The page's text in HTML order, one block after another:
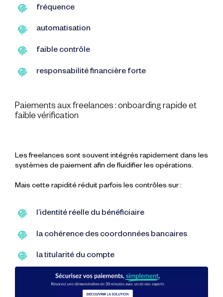
fréquence
automatisation
faible contrôle
responsabilité financière forte
Paiements aux freelances : onboarding rapide et
faible vérification
Les freelances sont souvent intégrés rapidement dans les
systèmes de paiement afin de fluidifier les opérations.
Mais cette rapidité réduit parfois les contrôles sur :
l’identité réelle du bénéficiaire
la cohérence des coordonnées bancaires
la titularité du compte